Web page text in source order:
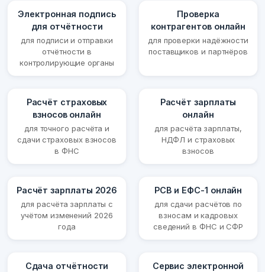
Электронная подпись
для отчётности
для подписи и отправки
отчётности в
контролирующие органы
Проверка
контрагентов онлайн
для проверки надёжности
поставщиков и партнёров
Расчёт страховых
взносов онлайн
для точного расчёта и
сдачи страховых взносов
в ФНС
Расчёт зарплаты
онлайн
для расчёта зарплаты,
НДФЛ и страховых
взносов
Расчёт зарплаты 2026
для расчёта зарплаты с
учётом изменений 2026
года
РСВ и ЕФС-1 онлайн
для сдачи расчётов по
взносам и кадровых
сведений в ФНС и СФР
Сдача отчётности
Сервис электронной